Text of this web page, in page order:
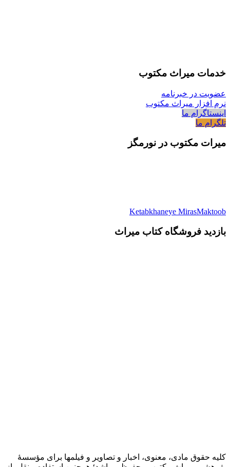
خدمات میراث مکتوب
عضویت در خبرنامه
نرم افزار میراث مکتوب
اینستاگرام ما
تلگرام ما
میرات مکتوب در نورمگز
Ketabkhaneye MirasMaktoob
بازدید فروشگاه کتاب میراث
کلیه حقوق مادی، معنوی، اخبار و تصاویر و فیلمها برای مؤسسۀ